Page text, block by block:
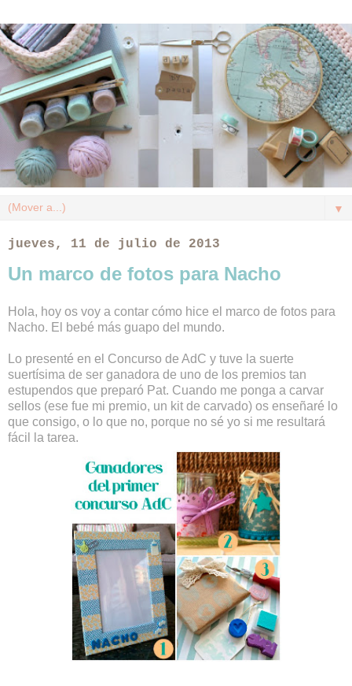
▼
jueves, 11 de julio de 2013
Un marco de fotos para Nacho
Hola, hoy os voy a contar cómo hice el marco de fotos para
Nacho. El bebé más guapo del mundo.
Lo presenté en el Concurso de AdC y tuve la suerte
suertísima de ser ganadora de uno de los premios tan
estupendos que preparó Pat. Cuando me ponga a carvar
sellos (ese fue mi premio, un kit de carvado) os enseñaré lo
que consigo, o lo que no, porque no sé yo si me resultará
fácil la tarea.